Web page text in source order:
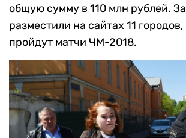
общую сумму в 110 млн рублей.
разместили на сайтах 11
пройдут матчи ЧМ-2018.